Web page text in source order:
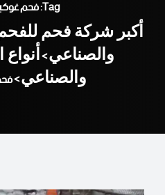
Tag: فحم غوكيان للشيشه
أكبر شركة فحم
والصناعي>
والصناعي>